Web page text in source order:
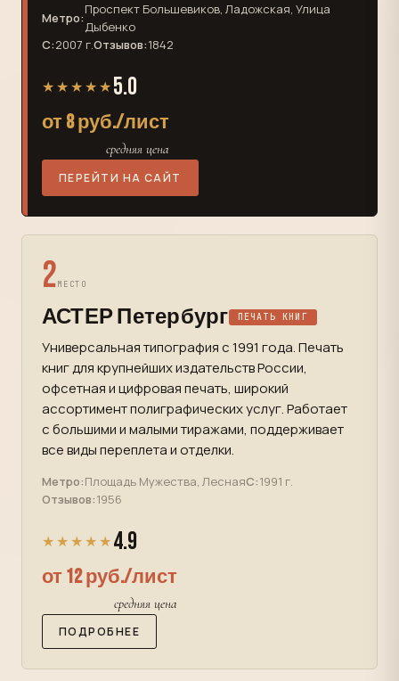
Метро:
Проспект Большевиков, Ладожская, Улица
Дыбенко
С:2007 г.Отзывов:1842
★★★★★ 5.0
от 8 руб./лист
средняя цена
ПЕРЕЙТИ НА САЙТ
2МЕСТО
АСТЕР Петербург ПЕЧАТЬ КНИГ
Универсальная типография с 1991 года. Печать
книг для крупнейших издательств России,
офсетная и цифровая печать, широкий
ассортимент полиграфических услуг. Работает
с большими и малыми тиражами, поддерживает
все виды переплета и отделки.
Метро:Площадь Мужества, ЛеснаяС:1991 г.
Отзывов:1956
★★★★★ 4.9
от 12 руб./лист
средняя цена
ПОДРОБНЕЕ